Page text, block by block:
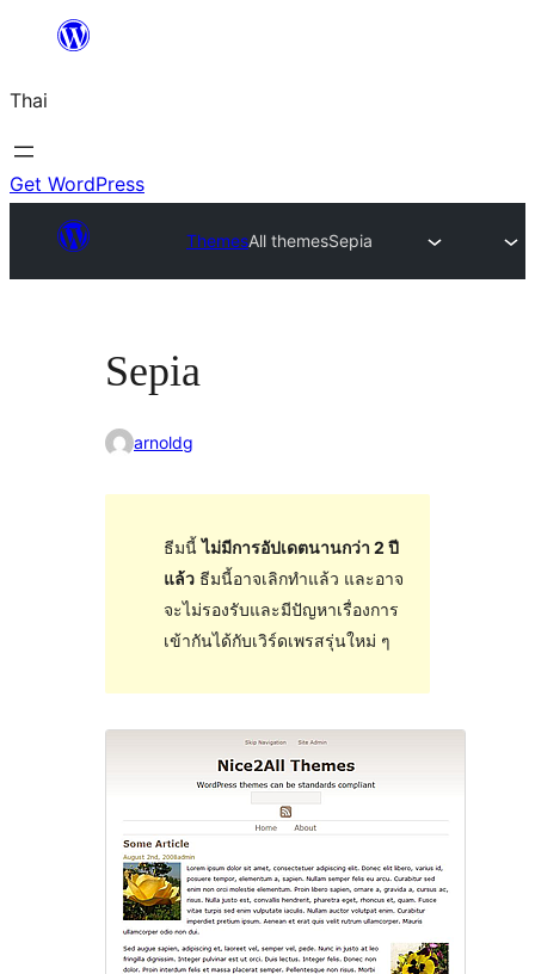
ยัง
เนื้อหา
Thai
Get WordPress
ThemesAll themesSepia
Sepia
arnoldg
ธีมนี้ไม่มีการอัปเดตนานกว่า 2 ปี
แล้วธีมนี้อาจเลิกทำแล้ว และอาจ
จะไม่รองรับและมีปัญหาเรื่องการ
เข้ากันได้กับเวิร์ดเพรสรุ่นใหม่ ๆ